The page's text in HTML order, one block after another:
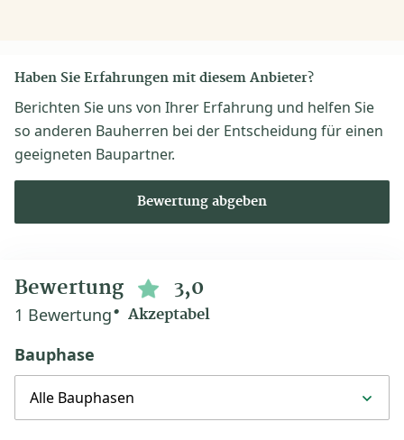
Haben Sie Erfahrungen mit diesem Anbieter?
Berichten Sie uns von Ihrer Erfahrung und helfen Sie
so anderen Bauherren bei der Entscheidung für einen
geeigneten Baupartner.
Bewertung abgeben
Bewertung 3,0
1 Bewertung Akzeptabel
Bauphase
Alle Bauphasen